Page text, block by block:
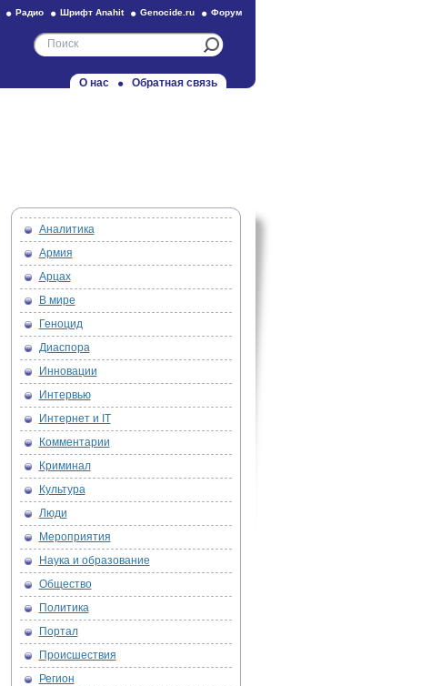
Радио Шрифт Anahit Genocide.ru Форум
О нас Обратная связь
Аналитика
Армия
Арцах
В мире
Геноцид
Диаспора
Инновации
Интервью
Интернет и IT
Комментарии
Криминал
Культура
Люди
Мероприятия
Наука и образование
Общество
Политика
Портал
Происшествия
Регион